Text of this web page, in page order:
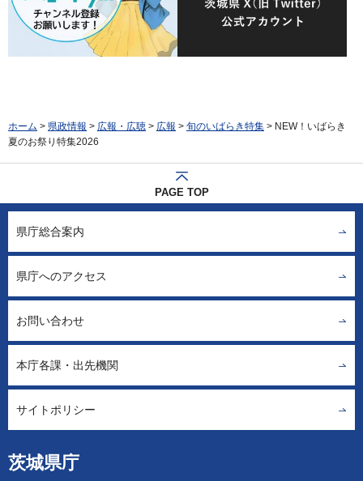
ホーム > 県政情報 > 広報・広聴 > 広報 > 旬のいばらき特集 > NEW！いばらき
夏のお祭り特集2026
PAGE TOP
茨城県庁
県庁総合案内
県庁へのアクセス
お問い合わせ
本庁各課・出先機関
サイトポリシー